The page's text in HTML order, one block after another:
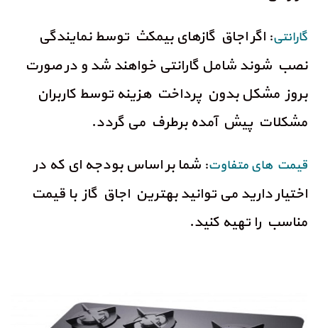
گارانتی: اگر اجاق گازهای بیمکث توسط نمایندگی
نصب شوند شامل گارانتی خواهند شد و در صورت
بروز مشکل بدون پرداخت هزینه توسط کاربران
مشکلات پیش آمده برطرف می گردد.
قیمت های متفاوت: شما بر اساس بودجه ای که در
اختیار دارید می توانید بهترین اجاق گاز با قیمت
مناسب را تهیه کنید.